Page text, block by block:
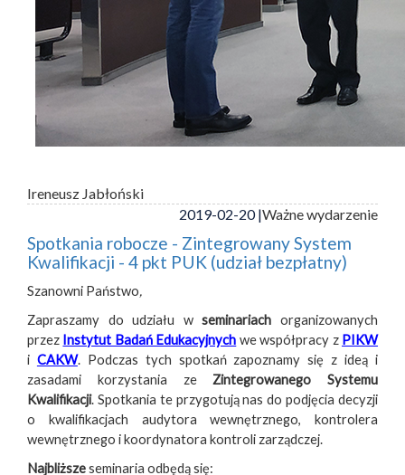
Ireneusz Jabłoński
2019-02-20 |Ważne wydarzenie
Spotkania robocze - Zintegrowany System
Kwalifikacji - 4 pkt PUK (udział bezpłatny)
Szanowni Państwo,
Zapraszamy do udziału wseminariach organizowanych
przez Instytut Badań Edukacyjnych we współpracy z PIKW
i CAKW. Podczas tych spotkań zapoznamy się z ideą i
zasadami korzystania ze Zintegrowanego Systemu
Kwalifikacji. Spotkania te przygotują nas do podjęcia decyzji
o kwalifikacjach audytora wewnętrznego, kontrolera
wewnętrznego i koordynatora kontroli zarządczej.
Najbliższeseminaria odbędą się: